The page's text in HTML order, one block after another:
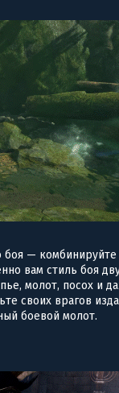
— комбинируйте
вам стиль боя
молот, посох и
своих врагов
боевой молот.